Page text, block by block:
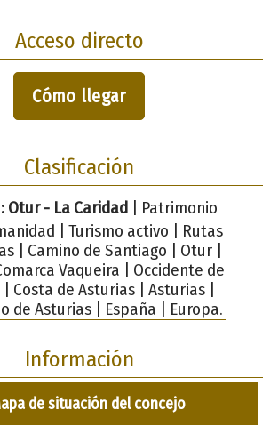
Acceso directo
Cómo llegar
Clasificación
Otur - La Caridad| Patrimonio
| Turismo activo | Rutas
| Camino de Santiago | Otur |
Vaqueira | Occidente de
Costa de Asturias | Asturias |
de Asturias | España | Europa.
Información
de situación del concejo